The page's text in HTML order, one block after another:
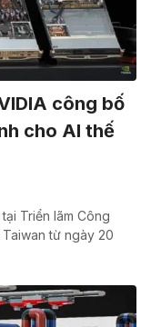
công bố
cho AI thế
Triển lãm Công
từ ngày 20